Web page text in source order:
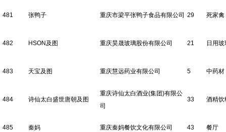
481 张鸭子 重庆市梁平张鸭子食品有限公司 29 死家禽
482 HSON及图 重庆昊晟玻璃股份有限公司 21 日用
483 天宝及图 重庆慧远药业有限公司 5 中药材
484 诗仙太白盛世唐朝及图
重庆诗仙太白酒业(集团)有限公
司
33 酒精饮
485 秦妈 重庆秦妈餐饮文化有限公司 43 餐厅